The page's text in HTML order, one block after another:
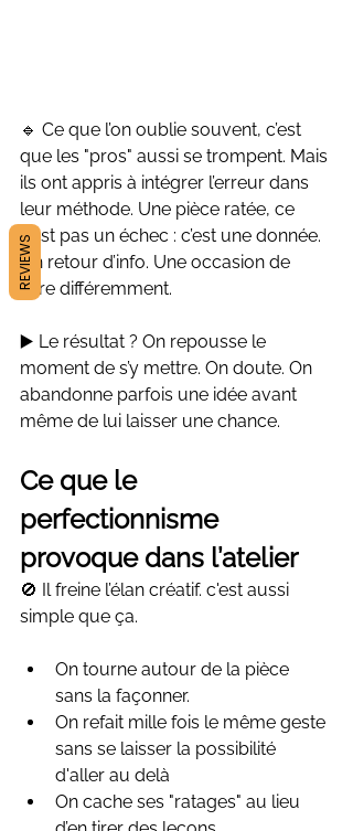
🔹 Ce que l’on oublie souvent, c’est
que les "pros" aussi se trompent. Mais
ils ont appris à intégrer l’erreur dans
leur méthode. Une pièce ratée, ce
n’est pas un échec : c’est une donnée.
Un retour d’info. Une occasion de
faire différemment.
▶️ Le résultat ? On repousse le
moment de s’y mettre. On doute. On
abandonne parfois une idée avant
même de lui laisser une chance.
Ce que le
perfectionnisme
provoque dans l’atelier
🚫 Il freine l’élan créatif. c'est aussi
simple que ça.
On tourne autour de la pièce
sans la façonner.
On refait mille fois le même geste
sans se laisser la possibilité
d'aller au delà
On cache ses "ratages" au lieu
REVIEWS